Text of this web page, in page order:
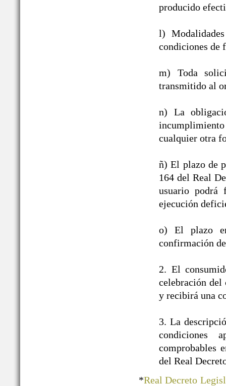
producido
l)
condiciones de
m) Toda
transmitido al
n) La
cualquier otra
ñ) El plazo de
164 del Real
usuario podrá
ejecución
o) El plazo
confirmación
2. El
celebración del
y recibirá una
3. La
condiciones
comprobables
del Real
*Real Decreto